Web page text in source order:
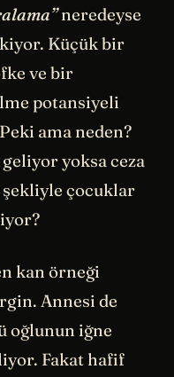
neredeyse
Küçük bir
ve bir
potansiyeli
ama neden?
geliyor yoksa ceza
çocuklar
kan örneği
Annesi de
oğlunun iğne
Fakat hafif